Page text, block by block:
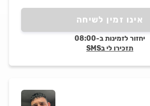
אינו זמין לשיחה
יחזור לזמינות ב-08:00
תזכירו לי בSMS